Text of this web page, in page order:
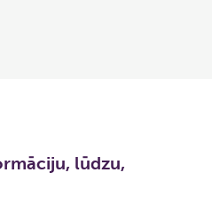
lūdzu,